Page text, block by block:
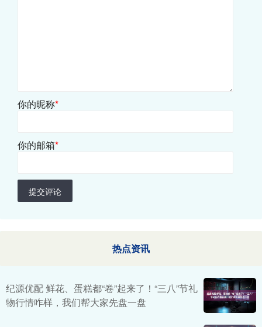
你的昵称*
你的邮箱*
提交评论
热点资讯
纪源优配 鲜花、蛋糕都“卷”起来了！“三八”节礼
物行情咋样，我们帮大家先盘一盘